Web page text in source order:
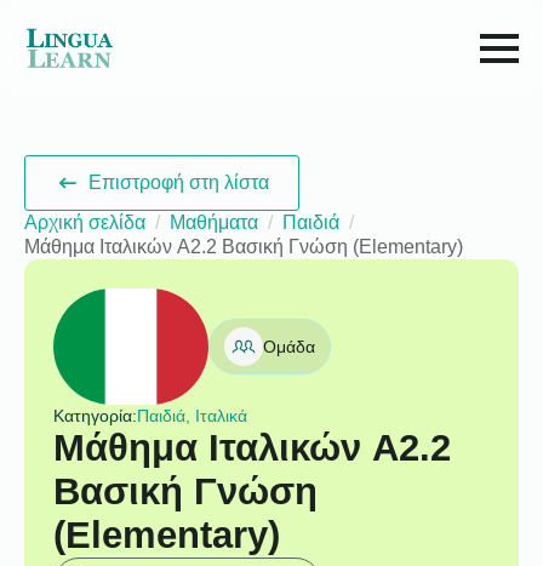
Επιστροφή στη λίστα
Αρχική σελίδα
Μαθήματα
Παιδιά
Μάθημα Ιταλικών A2.2 Βασική Γνώση (Elementary)
Ομάδα
Κατηγορία:Παιδιά, Ιταλικά
Μάθημα Ιταλικών A2.2
Βασική Γνώση
(Elementary)